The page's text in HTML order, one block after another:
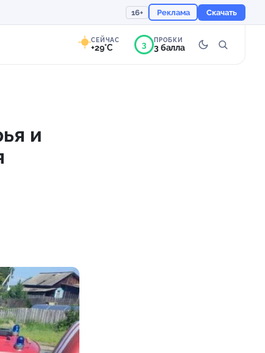
16+ Реклама Скачать
СЕЙЧАС
+29°C
Ощущается как +29
3 ПРОБКИ
3 балла
и